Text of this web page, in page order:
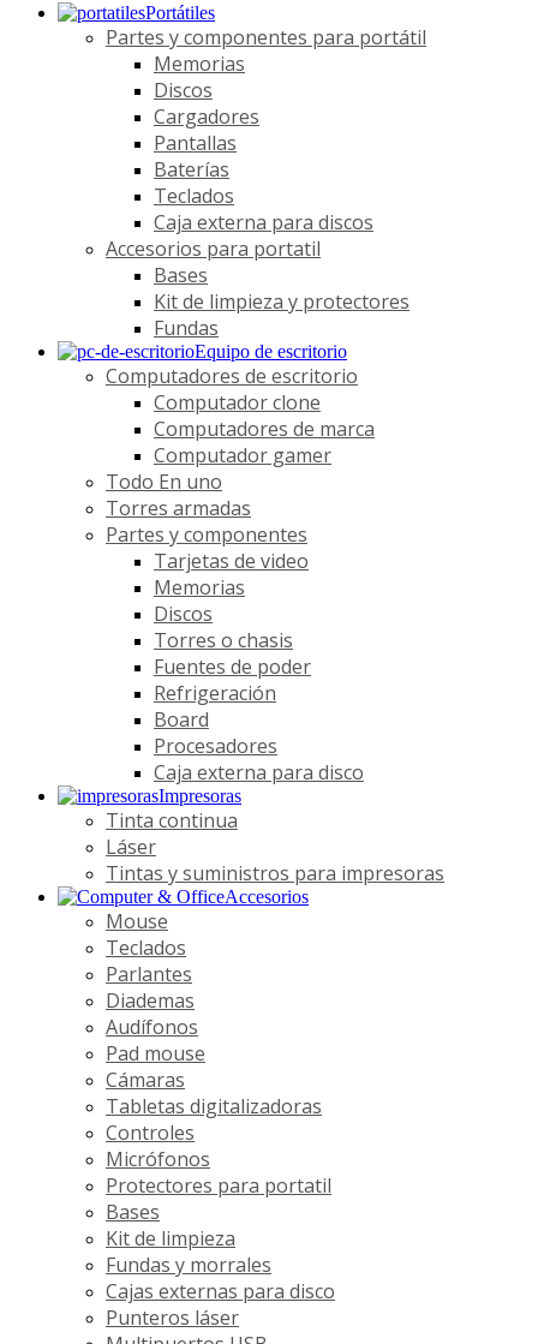
Portátiles
Partes y componentes para portátil
Memorias
Discos
Cargadores
Pantallas
Baterías
Teclados
Caja externa para discos
Accesorios para portatil
Bases
Kit de limpieza y protectores
Fundas
Equipo de escritorio
Computadores de escritorio
Computador clone
Computadores de marca
Computador gamer
Todo En uno
Torres armadas
Partes y componentes
Tarjetas de video
Memorias
Discos
Torres o chasis
Fuentes de poder
Refrigeración
Board
Procesadores
Caja externa para disco
Impresoras
Tinta continua
Láser
Tintas y suministros para impresoras
Accesorios
Mouse
Teclados
Parlantes
Diademas
Audífonos
Pad mouse
Cámaras
Tabletas digitalizadoras
Controles
Micrófonos
Protectores para portatil
Bases
Kit de limpieza
Fundas y morrales
Cajas externas para disco
Punteros láser